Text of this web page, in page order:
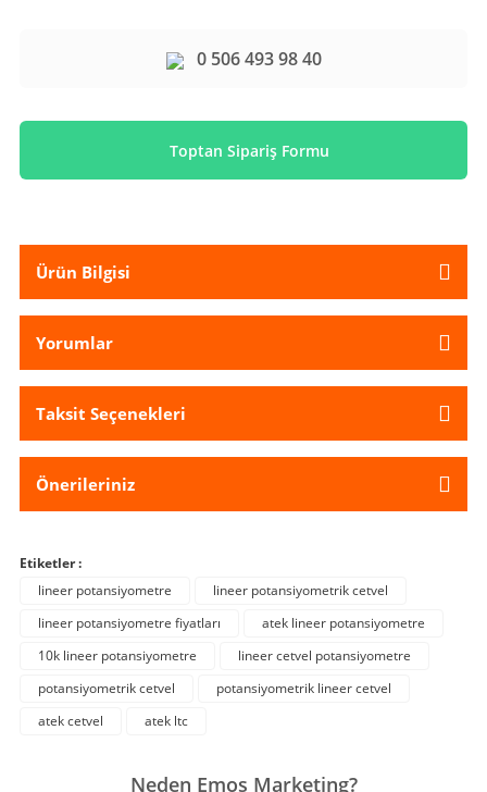
0 506 493 98 40
Toptan Sipariş Formu
Ürün Bilgisi
Yorumlar
Taksit Seçenekleri
Önerileriniz
Etiketler :
lineer potansiyometre
lineer potansiyometrik cetvel
lineer potansiyometre fiyatları
atek lineer potansiyometre
10k lineer potansiyometre
lineer cetvel potansiyometre
potansiyometrik cetvel
potansiyometrik lineer cetvel
atek cetvel
atek ltc
Neden Emos Marketing?